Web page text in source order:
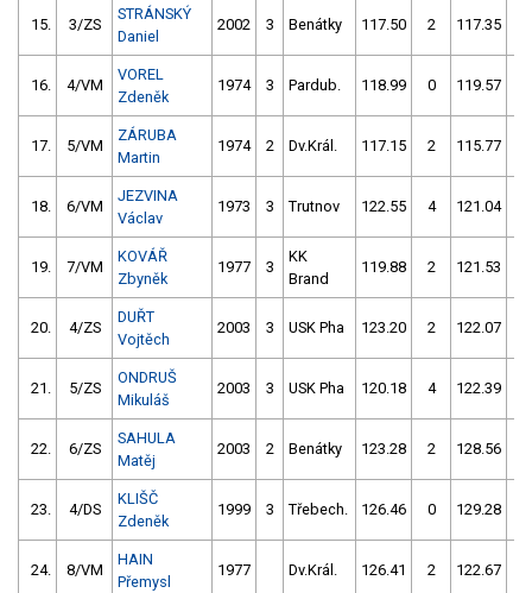
15. 3/ZS
STRÁNSKÝ
Daniel
2002 3 Benátky 117.50 2 117.35
16. 4/VM
VOREL
Zdeněk
1974 3 Pardub. 118.99 0 119.57
17. 5/VM
ZÁRUBA
Martin
1974 2 Dv.Král. 117.15 2 115.77
18. 6/VM
JEZVINA
Václav
1973 3 Trutnov 122.55 4 121.04
19. 7/VM
KOVÁŘ
Zbyněk
1977 3
KK
Brand
119.88 2 121.53
20. 4/ZS
DUŘT
Vojtěch
2003 3 USK Pha 123.20 2 122.07
21. 5/ZS
ONDRUŠ
Mikuláš
2003 3 USK Pha 120.18 4 122.39
22. 6/ZS
SAHULA
Matěj
2003 2 Benátky 123.28 2 128.56
23. 4/DS
KLIŠČ
Zdeněk
1999 3 Třebech. 126.46 0 129.28
24. 8/VM
HAIN
Přemysl
1977 Dv.Král. 126.41 2 122.67